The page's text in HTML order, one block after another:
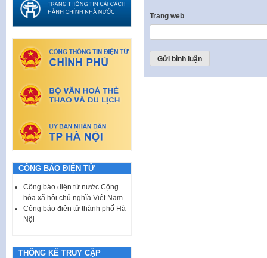
Trang web
CÔNG BÁO ĐIỆN TỬ
Công báo điện tử nước Cộng
hòa xã hội chủ nghĩa Việt Nam
Công báo điện tử thành phố Hà
Nội
THỐNG KÊ TRUY CẬP